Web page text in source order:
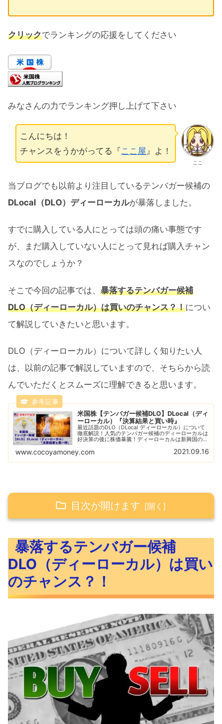
クリックでランキングの応援をしてください
みなさんの力でランキング押し上げて下さい
ここ
こんにちは！
チャンスをうかがってる『 ここ屋』よ！
当ブログでも以前より注目しているテンバガー候補の
DLocal（DLO）ディーローカルが暴落しました。
すでに購入している人にとっては頭の痛い事態です
が、まだ購入していない人にとって見れば購入チャン
スなのでしょうか？
そこで今回の記事では、 暴落するテンバガー候補
DLO（ディーローカル）は買いのチャンス？！につい
て解説していきたいと思います。
DLO（ディーローカル）について詳しく知りたい人
は、以前の記事で解説していますので、そちらから読
んでいただくとスムーズに理解できると思います。
米国株【テンバガー候補DLO】DLocal（ディ
ーローカル）『決算結果と買い時』
最近話題のDLO（DLocal ディーローカル）について
徹底解説！人気のテンバガー候補のディーローカルは
好決算の後に株価暴騰！ディーローカルは新興国の巨
る！DLOの気になる決算結果と買い時はいつ？
www.cocoyamoney.com 2021.09.16
目次が開けます
カル）は買いのチャンス？！
DLO（ディーローカル）の株価の推移
DLO（ディーローカル）IPO後はじめの
DLO（ディーローカル）の下落は止ま
らない
DLO（ディーローカル）暴落の原因
は？
DLO（ディーローカル）のロックアッ
プ期間は？
暴落するテンバガー候補
DLO（ディーローカル）は買い
のチャンス？！